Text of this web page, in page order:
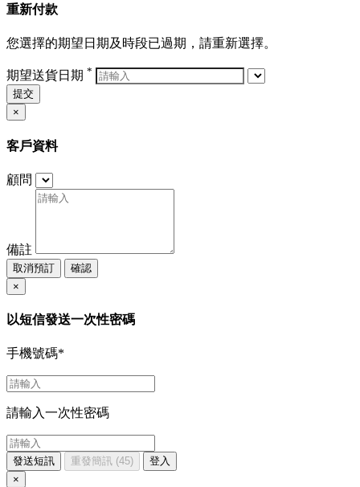
重新付款
您選擇的期望日期及時段已過期，請重新選擇。
期望送貨日期 *
提交
×
客戶資料
顧問
備註
取消預訂
確認
×
以短信發送一次性密碼
手機號碼*
請輸入一次性密碼
發送短訊 重發簡訊 (45)
登入
×